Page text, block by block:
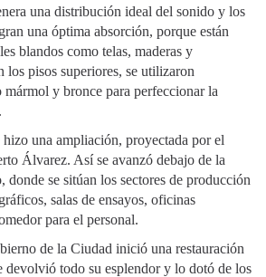
una distribución ideal del sonido y los
una óptima absorción, porque están
blandos como telas, maderas y
los pisos superiores, se utilizaron
mármol y bronce para perfeccionar la
una ampliación, proyectada por el
Álvarez. Así se avanzó debajo de la
donde se sitúan los sectores de producción
salas de ensayos, oficinas
para el personal.
de la Ciudad inició una restauración
devolvió todo su esplendor y lo dotó de los